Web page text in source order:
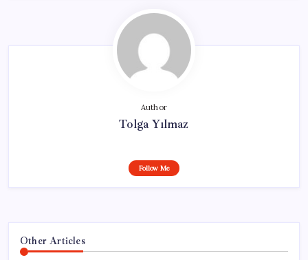
Author
Tolga Yılmaz
Follow Me
Other Articles